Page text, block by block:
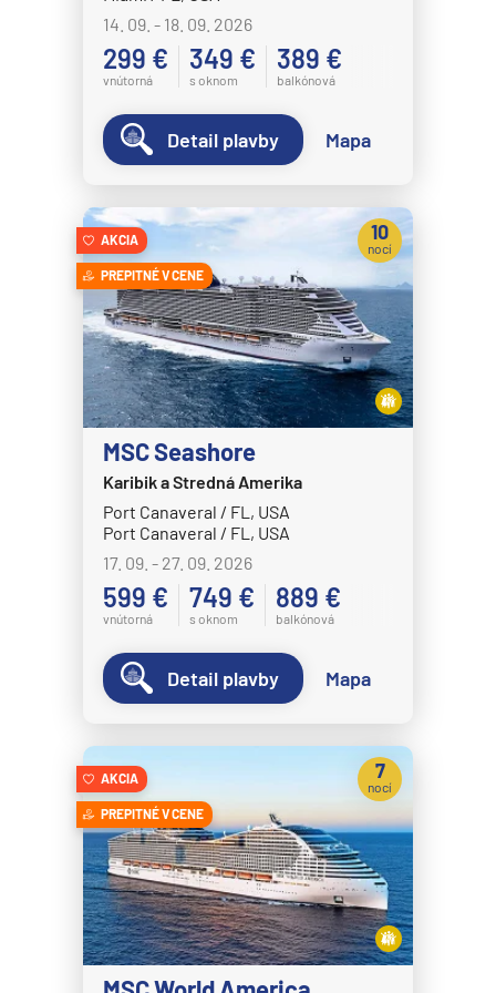
MS Nordnorge
MS Nordstjernen
MS Otto Sverdrup
MS Polarlys
MS Richard With
MS Vesteralen
MSC Cruises
MSC Armonia
MSC Bellissima
MSC Divina
MSC Euribia
MSC Fantasia
MSC Lirica
MSC Magnifica
MSC Meraviglia
MSC Musica
MSC Opera
MSC Orchestra
MSC Poesia
MSC Preziosa
MSC Seascape
MSC Seashore
MSC Seaside
MSC Seaview
MSC Sinfonia
14. 09. - 18. 09. 2026
299 €
vnútorná
349 €
s oknom
389 €
balkónová
Detail plavby Mapa
AKCIA
PREPITNÉ V CENE
MSC Seashore
Karibik a Stredná Amerika
Port Canaveral / FL, USA
Port Canaveral / FL, USA
17. 09. - 27. 09. 2026
599 €
vnútorná
749 €
s oknom
889 €
balkónová
10
nocí
Detail plavby Mapa
AKCIA
PREPITNÉ V CENE
7
nocí